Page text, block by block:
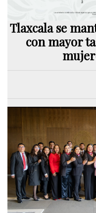
Tlaxcala se
con mayor